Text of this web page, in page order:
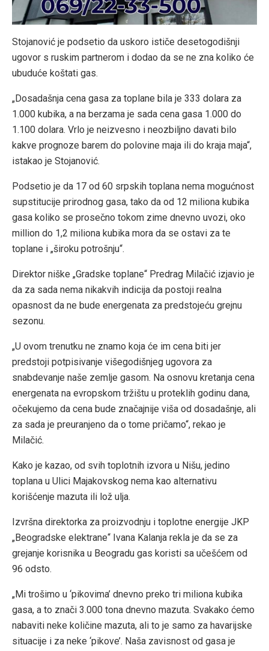
Stojanović je podsetio da uskoro ističe desetogodišnji
ugovor s ruskim partnerom i dodao da se ne zna koliko će
ubuduće koštati gas.
„Dosadašnja cena gasa za toplane bila je 333 dolara za
1.000 kubika, a na berzama je sada cena gasa 1.000 do
1.100 dolara. Vrlo je neizvesno i neozbiljno davati bilo
kakve prognoze barem do polovine maja ili do kraja maja“,
istakao je Stojanović.
Podsetio je da 17 od 60 srpskih toplana nema mogućnost
supstitucije prirodnog gasa, tako da od 12 miliona kubika
gasa koliko se prosečno tokom zime dnevno uvozi, oko
million do 1,2 miliona kubika mora da se ostavi za te
toplane i „široku potrošnju“.
Direktor niške „Gradske toplane“ Predrag Milačić izjavio je
da za sada nema nikakvih indicija da postoji realna
opasnost da ne bude energenata za predstojeću grejnu
sezonu.
„U ovom trenutku ne znamo koja će im cena biti jer
predstoji potpisivanje višegodišnjeg ugovora za
snabdevanje naše zemlje gasom. Na osnovu kretanja cena
energenata na evropskom tržištu u proteklih godinu dana,
očekujemo da cena bude značajnije viša od dosadašnje, ali
za sada je preuranjeno da o tome pričamo“, rekao je
Milačić.
Kako je kazao, od svih toplotnih izvora u Nišu, jedino
toplana u Ulici Majakovskog nema kao alternativu
korišćenje mazuta ili lož ulja.
Izvršna direktorka za proizvodnju i toplotne energije JKP
„Beogradske elektrane“ Ivana Kalanja rekla je da se za
grejanje korisnika u Beogradu gas koristi sa učešćem od
96 odsto.
„Mi trošimo u ‘pikovima’ dnevno preko tri miliona kubika
gasa, a to znači 3.000 tona dnevno mazuta. Svakako ćemo
nabaviti neke količine mazuta, ali to je samo za havarijske
situacije i za neke ‘pikove’. Naša zavisnost od gasa je